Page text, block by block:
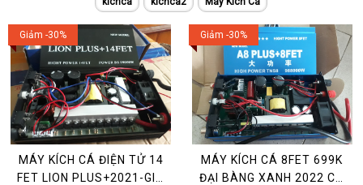
Giảm -30%
MÁY KÍCH CÁ ĐIỆN TỬ 14
FET LION PLUS+2021-GIÁ
Giảm -30%
MÁY KÍCH CÁ 8FET 699K
ĐẠI BÀNG XANH 2022 CÓ